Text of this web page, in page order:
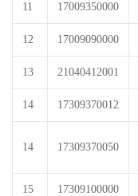
11 17009350000
12 17009090000
13 21040412001
14 17309370012
14 17309370050
15 17309100000